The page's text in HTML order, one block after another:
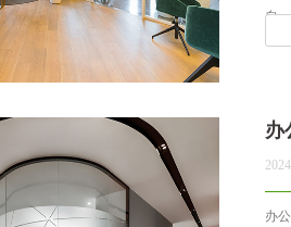
自...
办
办